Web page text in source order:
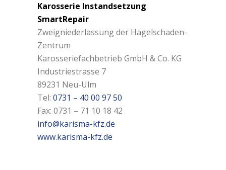
Karosserie Instandsetzung
SmartRepair
Zweigniederlassung der Hagelschaden-
Zentrum
Karosseriefachbetrieb GmbH & Co. KG
Industriestrasse 7
89231 Neu-Ulm
Tel: 0731 – 40 00 97 50
Fax: 0731 – 71 10 18 42
info@karisma-kfz.de
www.karisma-kfz.de